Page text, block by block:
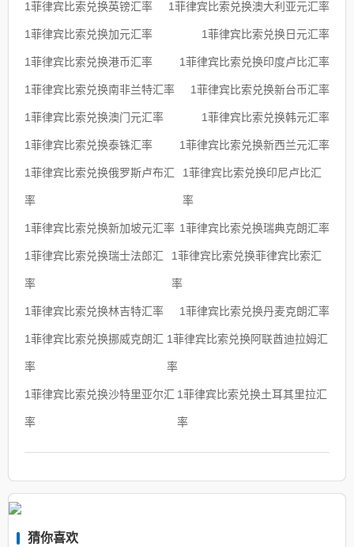
1菲律宾比索兑换英镑汇率 1菲律宾比索兑换澳大利亚元汇率
1菲律宾比索兑换加元汇率 1菲律宾比索兑换日元汇率
1菲律宾比索兑换港币汇率 1菲律宾比索兑换印度卢比汇率
1菲律宾比索兑换南非兰特汇率 1菲律宾比索兑换新台币汇率
1菲律宾比索兑换澳门元汇率 1菲律宾比索兑换韩元汇率
1菲律宾比索兑换泰铢汇率 1菲律宾比索兑换新西兰元汇率
1菲律宾比索兑换俄罗斯卢布汇
率
1菲律宾比索兑换印尼卢比汇
率
1菲律宾比索兑换新加坡元汇率 1菲律宾比索兑换瑞典克朗汇率
1菲律宾比索兑换瑞士法郎汇
率
1菲律宾比索兑换菲律宾比索汇
率
1菲律宾比索兑换林吉特汇率 1菲律宾比索兑换丹麦克朗汇率
1菲律宾比索兑换挪威克朗汇
率
1菲律宾比索兑换阿联酋迪拉姆汇
率
1菲律宾比索兑换沙特里亚尔汇
率
1菲律宾比索兑换土耳其里拉汇
率
猜你喜欢